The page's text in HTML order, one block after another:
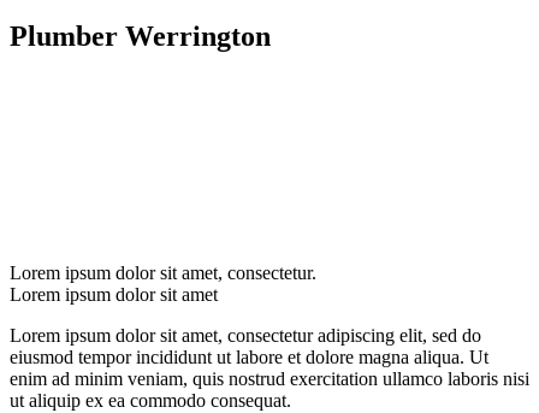
Plumber Werrington
Lorem ipsum dolor sit amet, consectetur.
Lorem ipsum dolor sit amet
Lorem ipsum dolor sit amet, consectetur adipiscing elit, sed do
eiusmod tempor incididunt ut labore et dolore magna aliqua. Ut
enim ad minim veniam, quis nostrud exercitation ullamco laboris nisi
ut aliquip ex ea commodo consequat.